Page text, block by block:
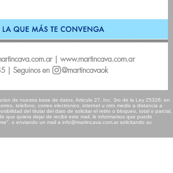
de nuestra base de datos. Articulo 27, Inc. 3ro de la Ley 25326: en
telefono, correo electronico, internet u otro medio a distancia a
del titular del dato de solicitar el retiro o bloqueo, total o parcial,
que quiera dejar de recibir este mail, le informamos que puede
o enviando un mail a info@martincava.com.ar solicitando su